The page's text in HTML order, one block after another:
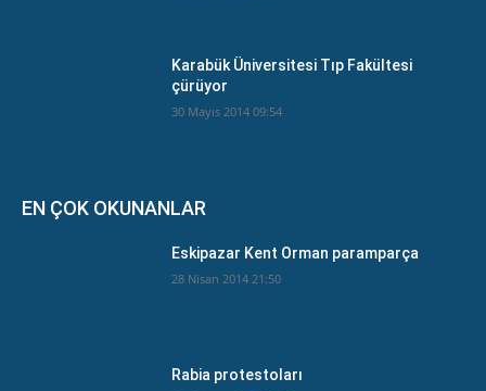
Karabük Üniversitesi Tıp Fakültesi
çürüyor
30 Mayıs 2014 09:54
EN ÇOK OKUNANLAR
Eskipazar Kent Orman paramparça
28 Nisan 2014 21:50
Rabia protestoları